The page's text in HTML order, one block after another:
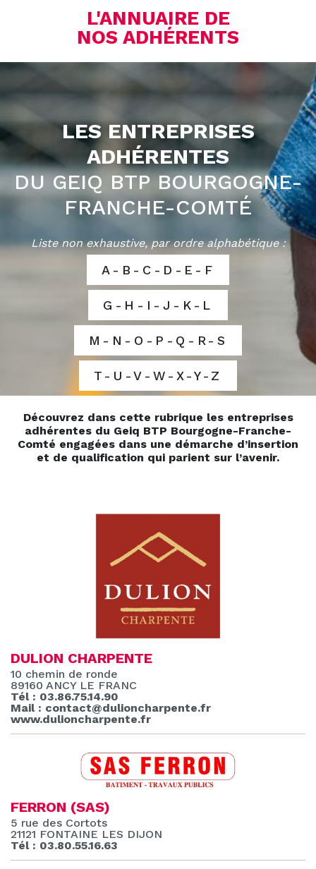
L'ANNUAIRE DE
NOS ADHÉRENTS
LES ENTREPRISES
ADHÉRENTES
DU GEIQ BTP BOURGOGNE-
FRANCHE-COMTÉ
Liste non exhaustive, par ordre alphabétique :
A-B-C-D-E-F
G-H-I-J-K-L
M-N-O-P-Q-R-S
T-U-V-W-X-Y-Z
Découvrez dans cette rubrique les entreprises
adhérentes du Geiq BTP Bourgogne-Franche-
Comté engagées dans une démarche d’insertion
et de qualification qui parient sur l’avenir.
DULION CHARPENTE
10 chemin de ronde
89160 ANCY LE FRANC
Tél : 03.86.75.14.90
Mail : contact@dulioncharpente.fr
www.dulioncharpente.fr
FERRON (SAS)
5 rue des Cortots
21121 FONTAINE LES DIJON
Tél : 03.80.55.16.63